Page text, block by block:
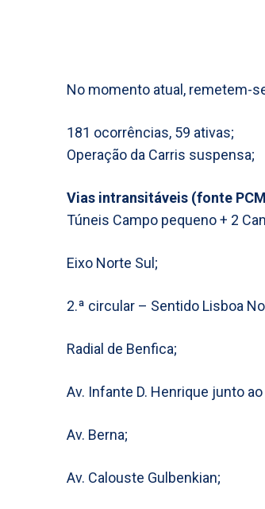
No momento atual, remetem-
181 ocorrências, 59 ativas;
Operação da Carris suspensa;
Vias intransitáveis (fonte
Túneis Campo pequeno + 2
Eixo Norte Sul;
2.ª circular – Sentido Lisboa
Radial de Benfica;
Av. Infante D. Henrique junto
Av. Berna;
Av. Calouste Gulbenkian;